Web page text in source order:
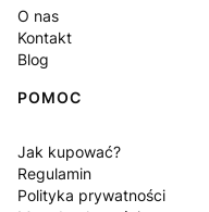
O nas
Kontakt
Blog
POMOC
Jak kupować?
Regulamin
Polityka prywatności